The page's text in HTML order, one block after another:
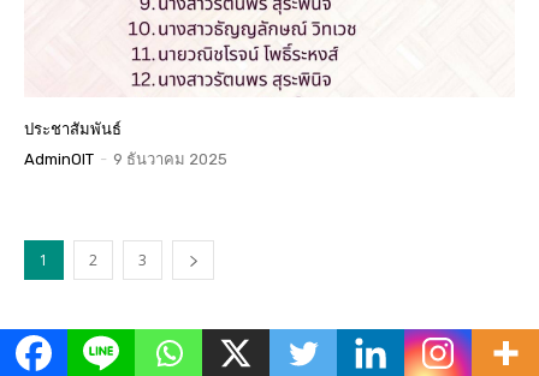
ประชาสัมพันธ์
AdminOIT - 9 ธันวาคม 2025
1 2 3
ข่าวเด่น All